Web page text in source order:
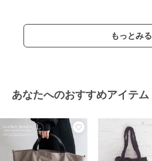
もっとみる
あなたへのおすすめアイテム